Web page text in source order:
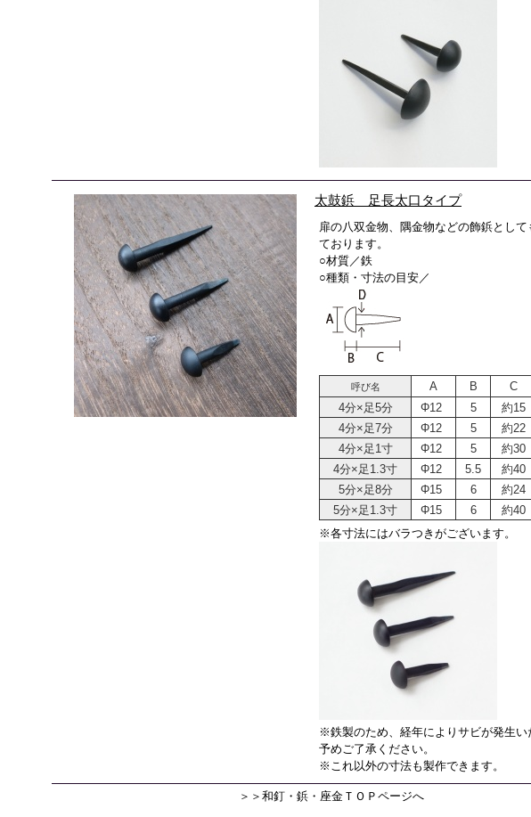
太鼓鋲 足長太口タイプ
扉の八双金物、隅金物などの飾鋲として
ております。
○材質／鉄
○種類・寸法の目安／
呼び名 A B C
4分×足5分
Φ12 5 約15
4分×足7分
Φ12 5 約22
4分×足1寸
Φ12 5 約30
4分×足1.3寸
Φ12 5.5 約40
5分×足8分
Φ15 6 約24
5分×足1.3寸
Φ15 6 約40
※各寸法にはバラつきがございます。
※鉄製のため、経年によりサビが発生い
予めご了承ください。
※これ以外の寸法も製作できます。
＞＞和釘・鋲・座金ＴＯＰページへ